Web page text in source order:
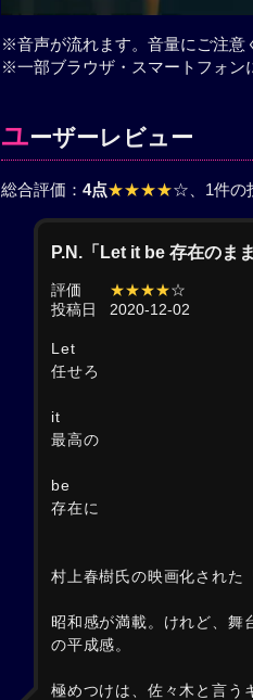
※音声が流れます。音量にご注意
※一部ブラウザ・スマートフォン
ユーザーレビュー
総合評価： 4点★★★★☆ 、1件
P.N.「Let it be 存在のま
評価 ★★★★☆
投稿日
2020-12-02
Let
任せろ
it
最高の
be
存在に
村上春樹氏の映画化された
昭和感が満載。けれど、舞
の平成感。
極めつけは、佐々木と言う